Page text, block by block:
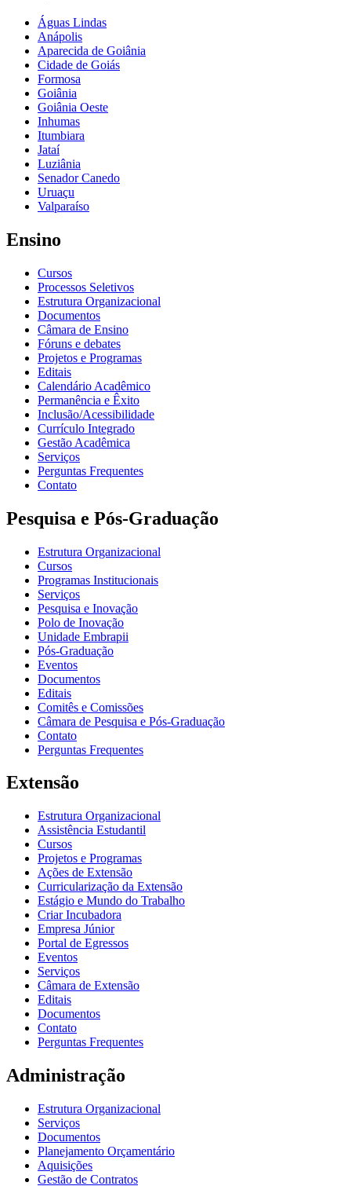
Águas Lindas
Anápolis
Aparecida de Goiânia
Cidade de Goiás
Formosa
Goiânia
Goiânia Oeste
Inhumas
Itumbiara
Jataí
Luziânia
Senador Canedo
Uruaçu
Valparaíso
Ensino
Cursos
Processos Seletivos
Estrutura Organizacional
Documentos
Câmara de Ensino
Fóruns e debates
Projetos e Programas
Editais
Calendário Acadêmico
Permanência e Êxito
Inclusão/Acessibilidade
Currículo Integrado
Gestão Acadêmica
Serviços
Perguntas Frequentes
Contato
Pesquisa e Pós-Graduação
Estrutura Organizacional
Cursos
Programas Institucionais
Serviços
Pesquisa e Inovação
Polo de Inovação
Unidade Embrapii
Pós-Graduação
Eventos
Documentos
Editais
Comitês e Comissões
Câmara de Pesquisa e Pós-Graduação
Contato
Perguntas Frequentes
Extensão
Estrutura Organizacional
Assistência Estudantil
Cursos
Projetos e Programas
Ações de Extensão
Curricularização da Extensão
Estágio e Mundo do Trabalho
Criar Incubadora
Empresa Júnior
Portal de Egressos
Eventos
Serviços
Câmara de Extensão
Editais
Documentos
Contato
Perguntas Frequentes
Administração
Estrutura Organizacional
Serviços
Documentos
Planejamento Orçamentário
Aquisições
Gestão de Contratos